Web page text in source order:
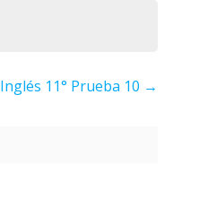
Inglés 11° Prueba 10